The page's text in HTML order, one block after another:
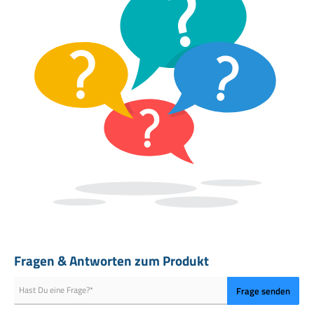
Rosmarin und Majoran das Aroma abrunden. Salbei und Lavendel
setzen besondere Akzente, Chili sorgt für eine feine, angenehme
Die besondere Kräuterkomposition von
Weichgekocht
Die Stärke dieser Weichgekocht Kräutermischung liegt in ihrer
harmonischen Kombination. Basilikum bildet die frische Grundlage,
während Oregano und Thymian die typische mediterrane Würze liefern.
Rosmarin und Majoran bringen Tiefe, Salbei sorgt für Charakter und
Lavendel verleiht eine feine, besondere Note. Ein Hauch Chili rundet die
Mischung ab und sorgt für eine lebendige Würze. So entsteht ein
ausgewogenes Geschmackserlebnis wie in der italienischen Küche.
Mit der Weichgekocht Italienischer Genuss Kräutermischung verleihst
du deinen Gerichten eine aromatische, mediterrane Note. Besonders in
Tomatensoßen entfalten die Kräuter ihr volles Aroma und verbinden sich
perfekt mit Pasta oder Pizza.
Fragen & Antworten zum Produkt
Frage senden